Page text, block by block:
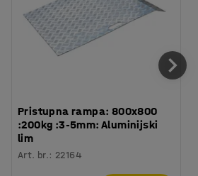
Pristupna rampa: 800x800
:200kg :3-5mm: Aluminijski
lim
Art. br.: 22164